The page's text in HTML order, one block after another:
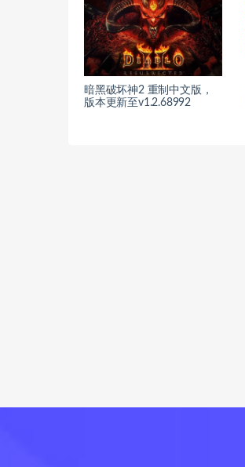
暗黑破坏神2 重制中文版，
版本更新至v1.2.68992